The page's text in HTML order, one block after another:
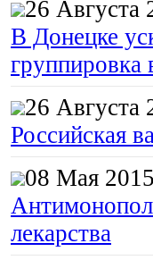
26 Августа
В Донецке
группировка
26 Августа
Российская
08 Мая 2015
лекарства